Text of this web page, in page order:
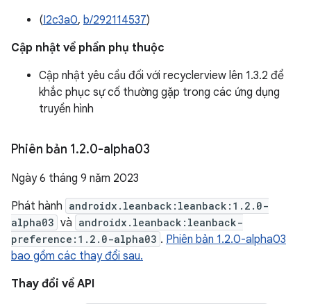
(I2c3a0, b/292114537)
Cập nhật về phần phụ thuộc
Cập nhật yêu cầu đối với recyclerview lên 1.3.2 để
khắc phục sự cố thường gặp trong các ứng dụng
truyền hình
Phiên bản 1.2.0-alpha03
Ngày 6 tháng 9 năm 2023
Phát hành androidx.leanback:leanback:1.2.0-
alpha03 và androidx.leanback:leanback-
preference:1.2.0-alpha03 . Phiên bản 1.2.0-alpha03
bao gồm các thay đổi sau.
Thay đổi về API